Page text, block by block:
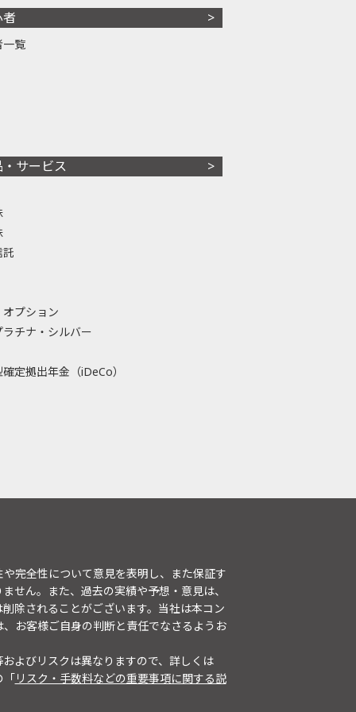
一覧
サービス
託
プション
ラチナ・シルバー
定拠出年金（iDeCo）
完全性について意見を表明し、また保証す
せん。また、過去の実績や予想・意見は、
除されることがございます。当社は本コン
お客様ご自身の判断と責任でなさるようお
よびリスクは異なりますので、詳しくは
「リスク・手数料などの重要事項に関する説